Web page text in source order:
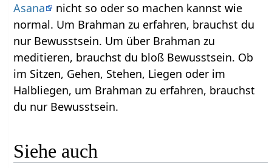
Asana
nicht so oder so machen kannst wie
normal. Um Brahman zu erfahren, brauchst du
nur Bewusstsein. Um über Brahman zu
meditieren, brauchst du bloß Bewusstsein. Ob
im Sitzen, Gehen, Stehen, Liegen oder im
Halbliegen, um Brahman zu erfahren, brauchst
du nur Bewusstsein.
Siehe auch